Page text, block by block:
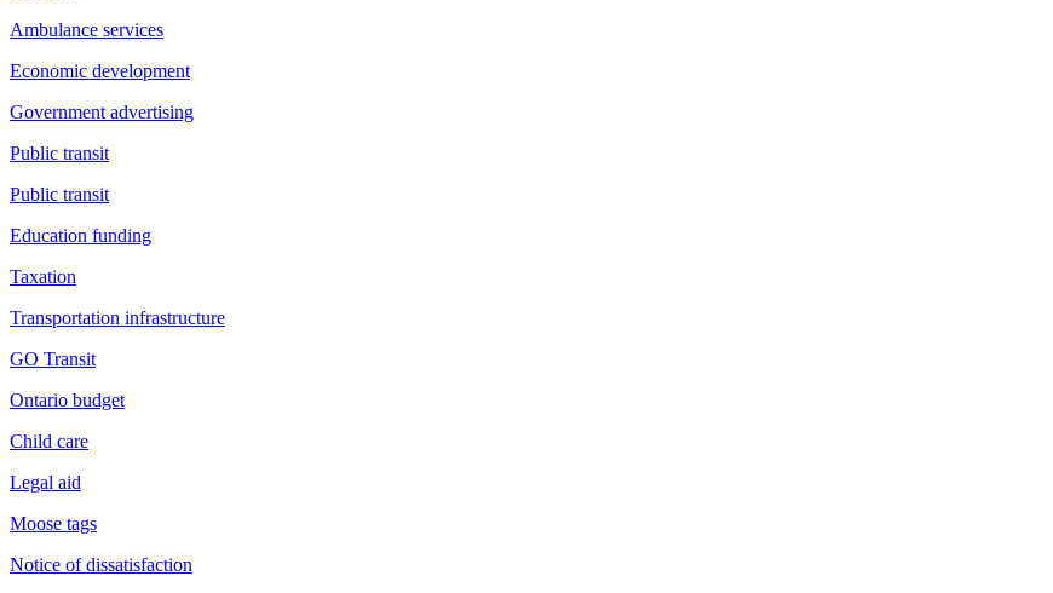
Ambulance services
Economic development
Government advertising
Public transit
Public transit
Education funding
Taxation
Transportation infrastructure
GO Transit
Ontario budget
Child care
Legal aid
Moose tags
Notice of dissatisfaction